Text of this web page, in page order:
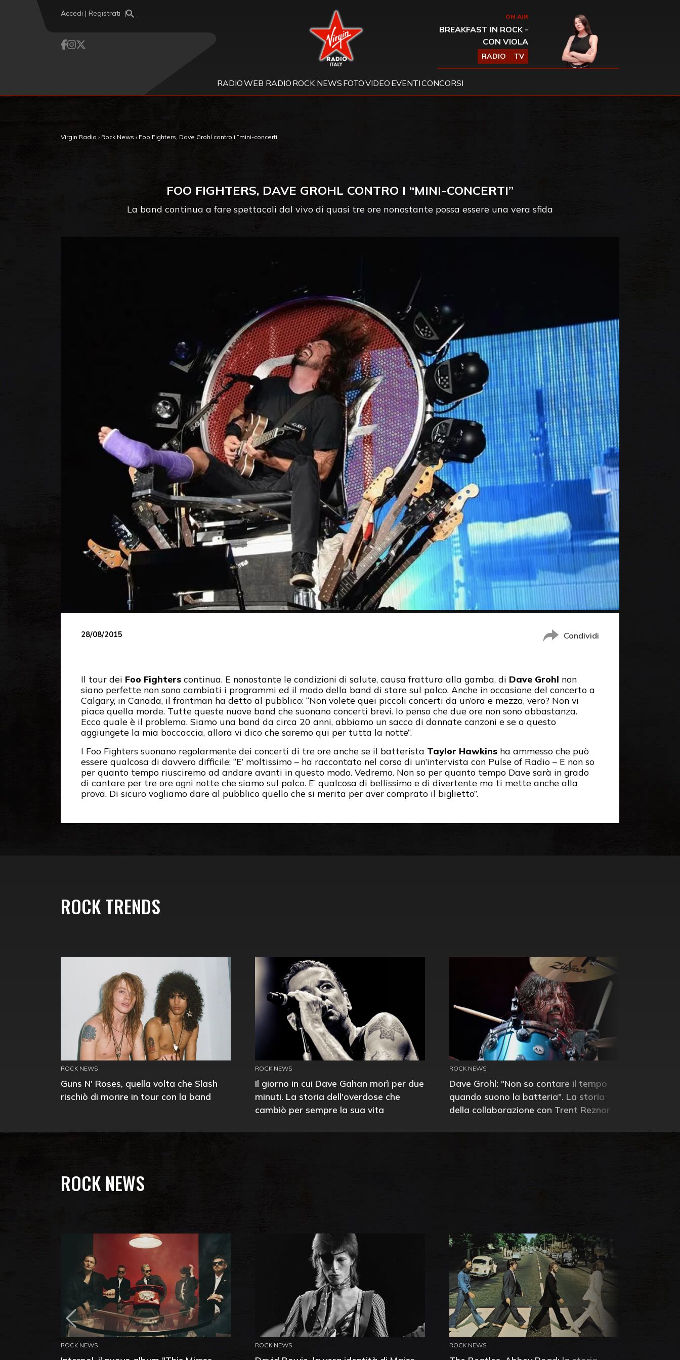
Accedi | Registrati Virgin Radio ON AIR
BREAKFAST IN ROCK -
CON VIOLA
RADIO TV
RADIOWEB RADIO ROCK NEWS FOTOVIDEO EVENTICONCORSI
Virgin Radio › Rock News › Foo Fighters, Dave Grohl contro i “mini-concerti”
FOO FIGHTERS, DAVE GROHL CONTRO I “MINI-CONCERTI”
La band continua a fare spettacoli dal vivo di quasi tre ore nonostante possa essere una vera sfida
28/08/2015 Condividi
Il tour dei Foo Fighters continua. E nonostante le condizioni di salute, causa frattura alla gamba, di Dave Grohl non
siano perfette non sono cambiati i programmi ed il modo della band di stare sul palco. Anche in occasione del concerto a
Calgary, in Canada, il frontman ha detto al pubblico: “Non volete quei piccoli concerti da un’ora e mezza, vero? Non vi
piace quella morde. Tutte queste nuove band che suonano concerti brevi. Io penso che due ore non sono abbastanza.
Ecco quale è il problema. Siamo una band da circa 20 anni, abbiamo un sacco di dannate canzoni e se a questo
aggiungete la mia boccaccia, allora vi dico che saremo qui per tutta la notte”.
I Foo Fighters suonano regolarmente dei concerti di tre ore anche se il batterista Taylor Hawkins ha ammesso che può
essere qualcosa di davvero difficile: “E’ moltissimo – ha raccontato nel corso di un’intervista con Pulse of Radio – E non so
per quanto tempo riusciremo ad andare avanti in questo modo. Vedremo. Non so per quanto tempo Dave sarà in grado
di cantare per tre ore ogni notte che siamo sul palco. E’ qualcosa di bellissimo e di divertente ma ti mette anche alla
prova. Di sicuro vogliamo dare al pubblico quello che si merita per aver comprato il biglietto”.
ROCK TRENDS
ROCK NEWS
Guns N' Roses, quella volta che Slash
rischiò di morire in tour con la band
ROCK NEWS
Il giorno in cui Dave Gahan morì per due
minuti. La storia dell'overdose che
cambiò per sempre la sua vita
ROCK NEWS
Dave Grohl: "Non so contare il tempo
quando suono la batteria". La storia
della collaborazione con Trent Reznor
ROCK NEWS
ROCK NEWS ROCK NEWS ROCK NEWS